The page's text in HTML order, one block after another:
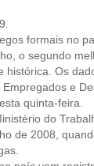
formais no
o segundo
histórica. Os
e
quinta-feira.
do
de 2008,